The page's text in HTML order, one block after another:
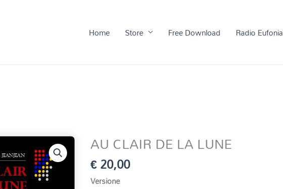
Home Store Free Download Radio Eufonia
AU CLAIR DE LA LUNE
€20,00
Versione